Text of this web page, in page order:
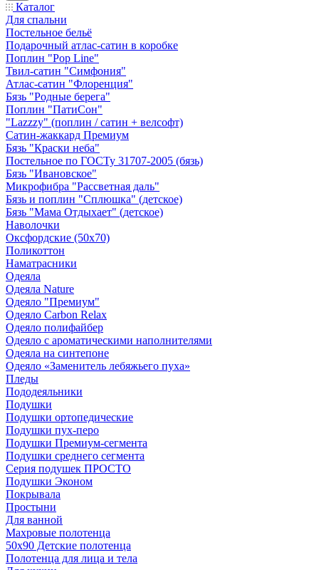
Каталог
Для спальни
Постельное бельё
Подарочный атлас-сатин в коробке
Поплин "Pop Line"
Твил-сатин "Симфония"
Атлас-сатин "Флоренция"
Бязь "Родные берега"
Поплин "ПатиСон"
"Lazzzy" (поплин / сатин + велсофт)
Сатин-жаккард Премиум
Бязь "Краски неба"
Постельное по ГОСТу 31707-2005 (бязь)
Бязь "Ивановское"
Микрофибра "Рассветная даль"
Бязь и поплин "Сплюшка" (детское)
Бязь "Мама Отдыхает" (детское)
Наволочки
Оксфордские (50х70)
Поликоттон
Наматрасники
Одеяла
Одеяла Nature
Одеяло "Премиум"
Одеяло Carbon Relax
Одеяло полифайбер
Одеяло с ароматическими наполнителями
Одеяла на синтепоне
Одеяло «Заменитель лебяжьего пуха»
Пледы
Пододеяльники
Подушки
Подушки ортопедические
Подушки пух-перо
Подушки Премиум-сегмента
Подушки среднего сегмента
Серия подушек ПРОСТО
Подушки Эконом
Покрывала
Простыни
Для ванной
Махровые полотенца
50х90 Детские полотенца
Полотенца для лица и тела